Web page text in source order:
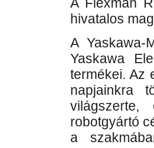
hivatalos
A Yaskawa-
Yaskawa
termékei. Az
napjainkra
robotgyártó
a